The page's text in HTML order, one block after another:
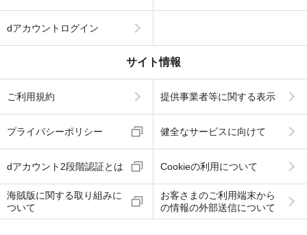
dアカウントログイン
サイト情報
ご利用規約 提供事業者等に関する表示
プライバシーポリシー 健全なサービスに向けて
dアカウント2段階認証とは Cookieの利用について
海賊版に関する取り組みに
ついて
お客さまのご利用端末から
の情報の外部送信について